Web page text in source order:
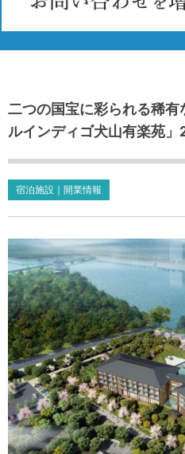
二つの国宝に彩られる稀
ルインディゴ犬山有楽苑
宿泊施設｜開業情報